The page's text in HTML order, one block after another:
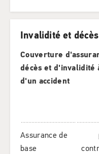
Invalidité et
Couverture
décès et d'invalidité
d'un accident
Assurance de
base